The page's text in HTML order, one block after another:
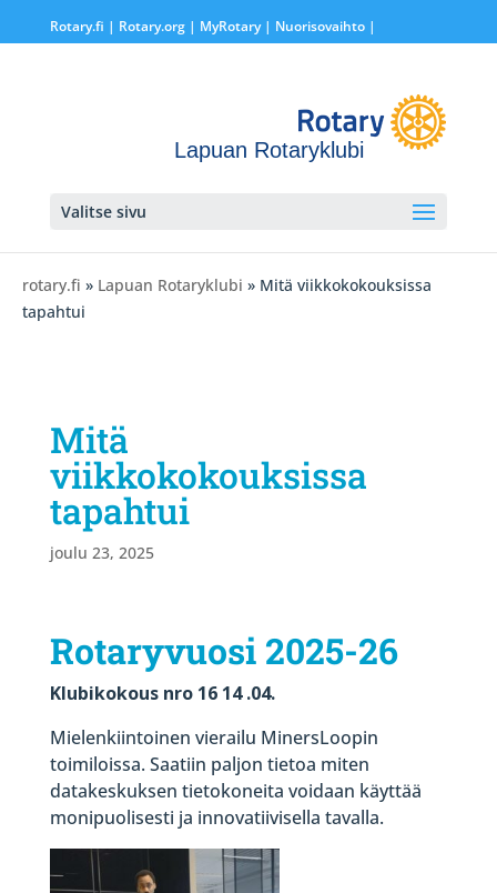
Rotary.fi | Rotary.org| MyRotary | Nuorisovaihto|
Lapuan Rotaryklubi
Valitse sivu
rotary.fi » Lapuan Rotaryklubi » Mitä viikkokokouksissa
tapahtui
Mitä
viikkokokouksissa
tapahtui
joulu 23, 2025
Rotaryvuosi 2025-26
Klubikokous nro 16 14 .04.
Mielenkiintoinen vierailu MinersLoopin
toimiloissa. Saatiin paljon tietoa miten
datakeskuksen tietokoneita voidaan käyttää
monipuolisesti ja innovatiivisella tavalla.